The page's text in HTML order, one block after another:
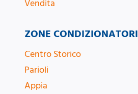
ZONE CONDIZIONATORI
Centro Storico
Parioli
Appia
Vendita